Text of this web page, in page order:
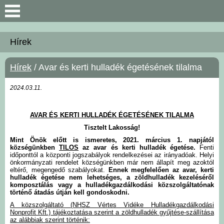
Keresés
Bemutatkozás
Önkormányzat
Polgármesteri Hivatal
Közérdekű információk
Hírek
Választási információk
Intézmények
Hírek
Hírek / Avar és kerti hulladék égetésének tilalma
2024.03.11.
AVAR ÉS KERTI HULLADÉK ÉGETÉSÉNEK TILALMA
Tisztelt Lakosság!
Mint Önök előtt is ismeretes, 2021. március 1. napjától
községünkbenTILOS az avar és kerti hulladék égetése.
Fenti
időponttól a központi jogszabályok rendelkezései az irányadóak. Helyi
önkormányzati rendelet községünkben már nem állapít meg azoktól
eltérő, megengedő szabályokat. Ennek megfelelően az avar, kerti
hulladék égetése nem lehetséges, a zöldhulladék kezeléséről
komposztálás vagy a hulladékgazdálkodási közszolgáltatónak
történő átadás útján kell gondoskodni.
A közszolgáltató (NHSZ Vértes Vidéke Hulladékgazdálkodási
Nonprofit Kft.) tájékoztatása szerint a zöldhulladék gyűjtése-szállítása
az alábbiak szerint történik: